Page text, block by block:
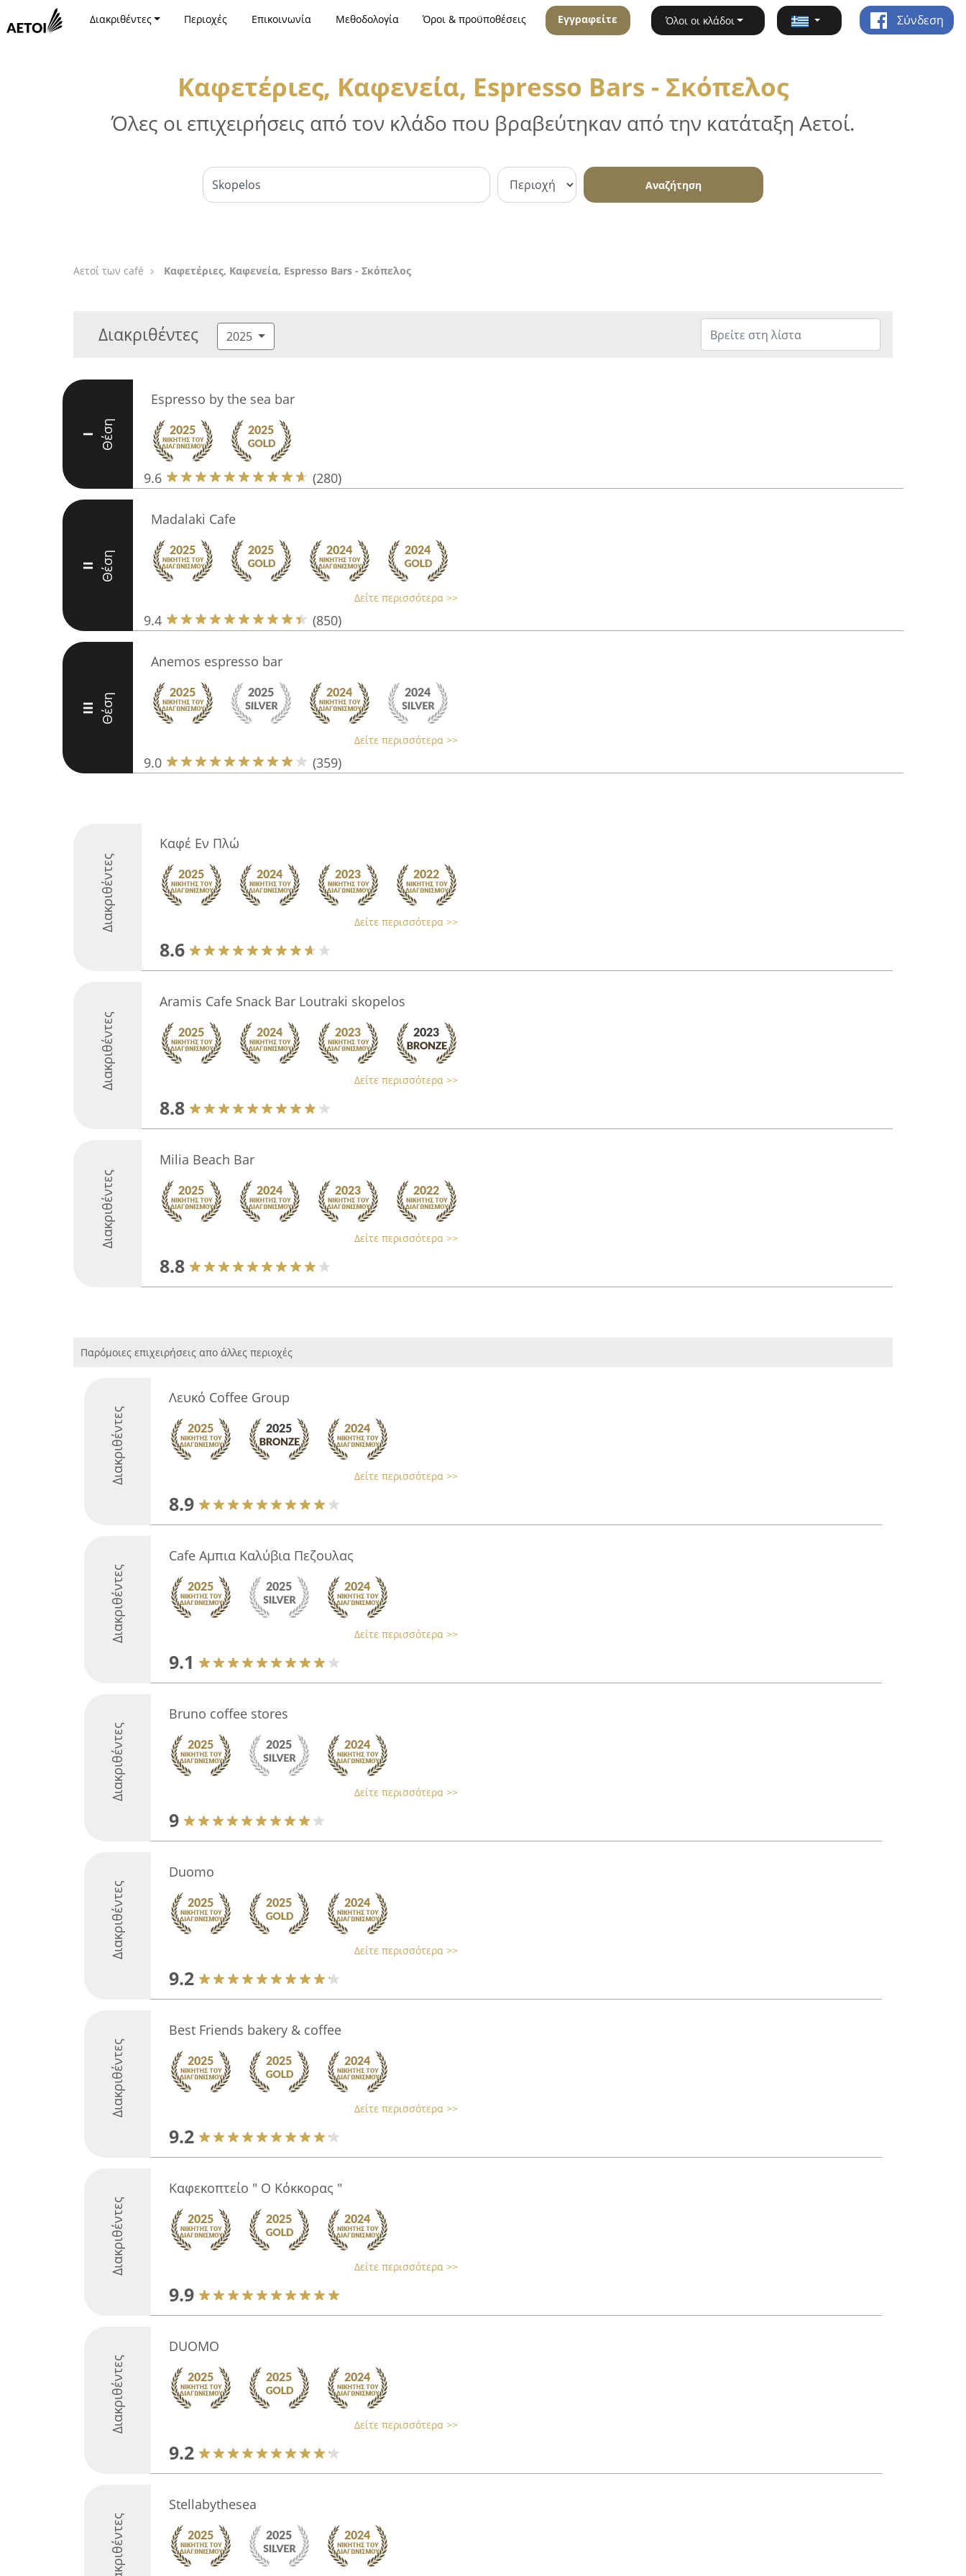
Διακριθέντες Περιοχές Επικοινωνία Μεθοδολογία Όροι & προϋποθέσεις Εγγραφείτε Όλοι οι κλάδοι Σύνδεση
Καφετέριες, Καφενεία, Espresso Bars - Σκόπελος
Όλες οι επιχειρήσεις από τον κλάδο που βραβεύτηκαν από την κατάταξη Αετοί.
Αναζήτηση
Αετοί των café Καφετέριες, Καφενεία, Espresso Bars - Σκόπελος
Διακριθέντες 2025
I Θέση
Espresso by the sea bar
9.6 (280)
II Θέση
Madalaki Cafe
Δείτε περισσότερα >>
9.4 (850)
III Θέση
Anemos espresso bar
Δείτε περισσότερα >>
9.0 (359)
Διακριθέντες
Καφέ Εν Πλώ
Δείτε περισσότερα >>
8.6
Διακριθέντες
Aramis Cafe Snack Bar Loutraki skopelos
Δείτε περισσότερα >>
8.8
Διακριθέντες
Milia Beach Bar
Δείτε περισσότερα >>
8.8
Παρόμοιες επιχειρήσεις απο άλλες περιοχές
Διακριθέντες
Λευκό Coffee Group
Δείτε περισσότερα >>
8.9
Διακριθέντες
Cafe Αμπια Καλύβια Πεζουλας
Δείτε περισσότερα >>
9.1
Διακριθέντες
Bruno coffee stores
Δείτε περισσότερα >>
9
Διακριθέντες
Duomo
Δείτε περισσότερα >>
9.2
Διακριθέντες
Best Friends bakery & coffee
Δείτε περισσότερα >>
9.2
Διακριθέντες
Kαφεκοπτείο " Ο Κόκκορας "
Δείτε περισσότερα >>
9.9
Διακριθέντες
DUOMO
Δείτε περισσότερα >>
9.2
Διακριθέντες
Stellabythesea